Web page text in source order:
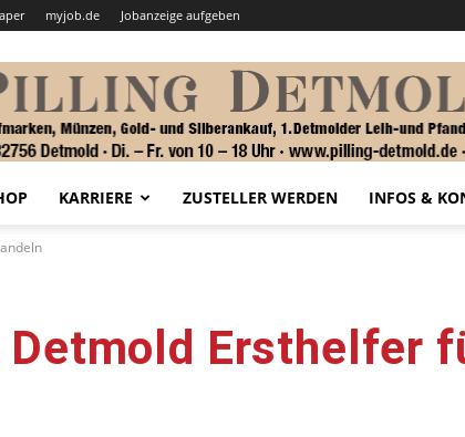
myjob.de Jobanzeige aufgeben
KARRIERE ZUSTELLER WERDEN INFOS &
Detmold Ersthelfer